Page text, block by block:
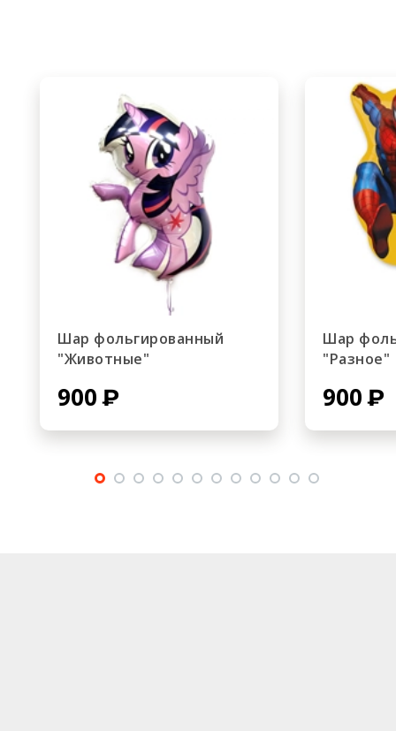
Шар фольгированный
"Животные"
900
Шар
"Разное"
900